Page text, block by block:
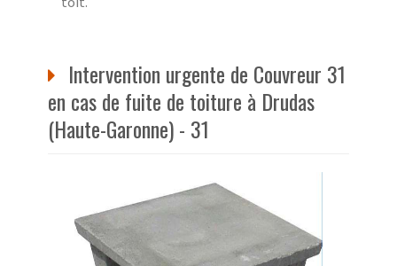
Intervention urgente de Couvreur 31
en cas de fuite de toiture à Drudas
(Haute-Garonne) - 31